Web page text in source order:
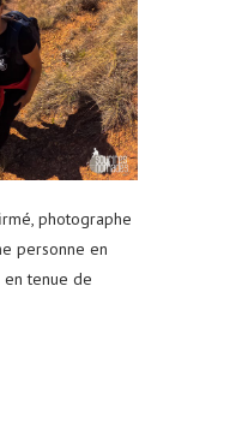
photographe
personne en
en tenue de